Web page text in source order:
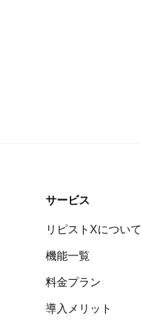
サービス
リピストXについて
機能一覧
料金プラン
導入メリット